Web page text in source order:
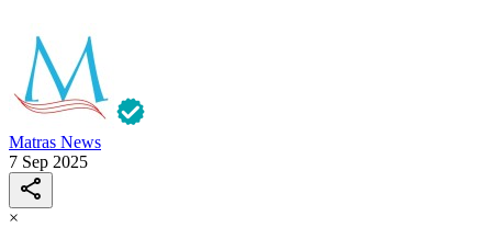
Matras News
7 Sep 2025
×